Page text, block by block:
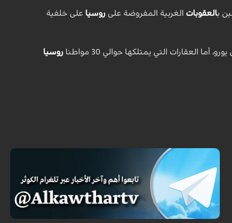
بالعقوبات الغربية المفروضة على روسيا على خلفية
روسيا